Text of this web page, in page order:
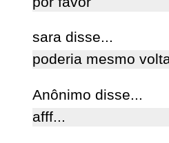
sara disse...
poderia mesmo
Anônimo disse...
afff...